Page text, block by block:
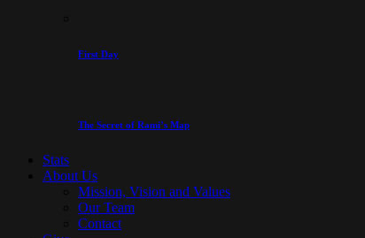
First Day
The Secret of Rami’s Map
Stats
About Us
Mission, Vision and Values
Our Team
Contact